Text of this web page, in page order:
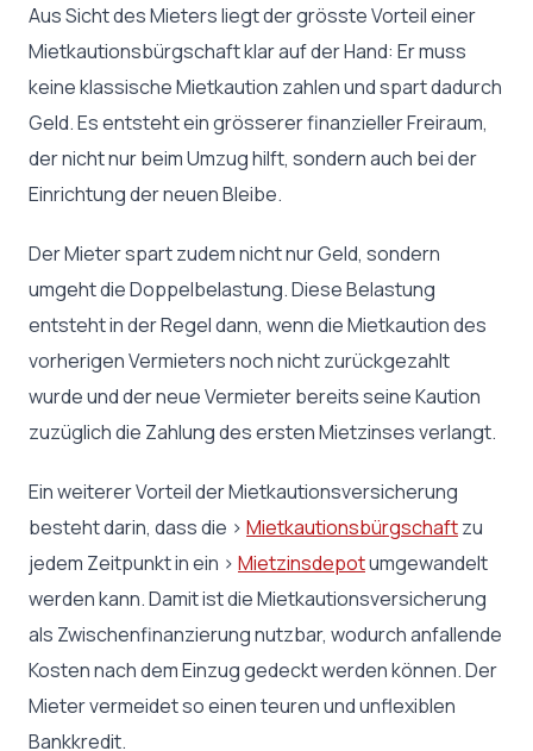
Aus Sicht des Mieters liegt der grösste Vorteil einer
Mietkautionsbürgschaft klar auf der Hand: Er muss
keine klassische Mietkaution zahlen und spart dadurch
Geld. Es entsteht ein grösserer finanzieller Freiraum,
der nicht nur beim Umzug hilft, sondern auch bei der
Einrichtung der neuen Bleibe.
Der Mieter spart zudem nicht nur Geld, sondern
umgeht die Doppelbelastung. Diese Belastung
entsteht in der Regel dann, wenn die Mietkaution des
vorherigen Vermieters noch nicht zurückgezahlt
wurde und der neue Vermieter bereits seine Kaution
zuzüglich die Zahlung des ersten Mietzinses verlangt.
Ein weiterer Vorteil der Mietkautionsversicherung
besteht darin, dass die > Mietkautionsbürgschaftzu
jedem Zeitpunkt in ein > Mietzinsdepotumgewandelt
werden kann. Damit ist die Mietkautionsversicherung
als Zwischenfinanzierung nutzbar, wodurch anfallende
Kosten nach dem Einzug gedeckt werden können. Der
Mieter vermeidet so einen teuren und unflexiblen
Bankkredit.